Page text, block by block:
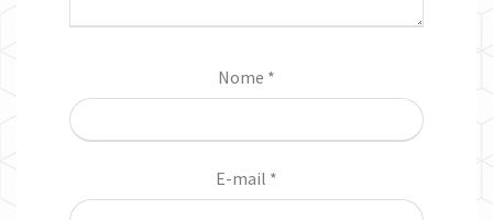
Nome *
E-mail *